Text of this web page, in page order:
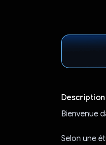
Description
Bienvenue
Selon une